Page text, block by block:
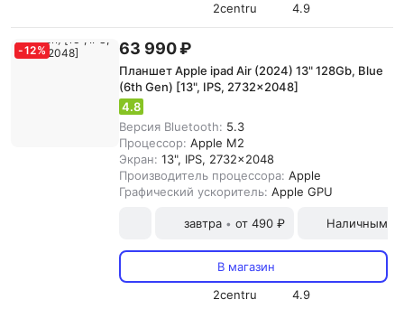
2centru
4.9
-12% 63 990 ₽
Планшет Apple ipad Air (2024) 13" 128Gb, Blue
(6th Gen) [13", IPS, 2732x2048]
4.8
Версия Bluetooth: 5.3
Процессор: Apple M2
Экран: 13", IPS, 2732x2048
Производитель процессора: Apple
Графический ускоритель: Apple GPU
завтра • от 490 ₽ Наличными
В магазин
2centru
4.9